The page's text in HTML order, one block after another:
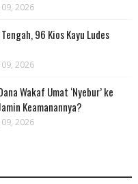
2026
96 Kios Kayu Ludes
2026
Wakaf Umat ‘Nyebur’ ke
Keamanannya?
2026